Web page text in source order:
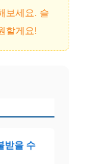
보세요. 슬
할게요!
받을 수